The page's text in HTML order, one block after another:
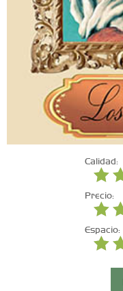
Calidad:
Precio:
Espacio: